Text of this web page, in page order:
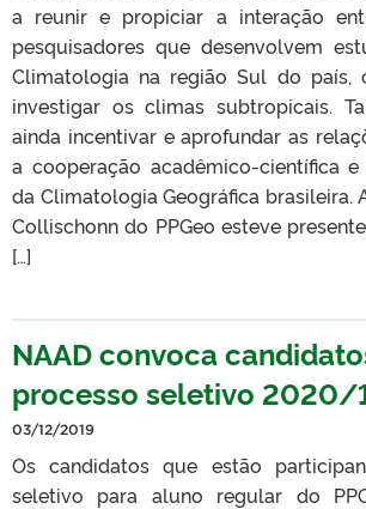
a reunir e propiciar a interação
pesquisadores que desenvolvem
Climatologia na região Sul do país,
investigar os climas subtropicais.
ainda incentivar e aprofundar as
a cooperação acadêmico-científica
da Climatologia Geográfica brasileira.
Collischonn do PPGeo esteve
[…]
NAAD convoca
processo seletivo 2020/
03/12/2019
Os candidatos que estão
seletivo para aluno regular do